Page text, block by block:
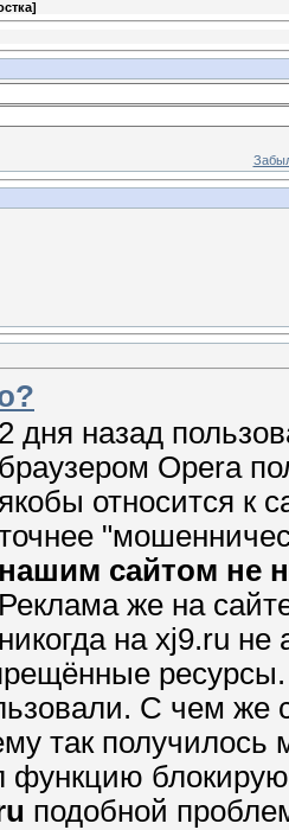
]
2 дня назад
браузером Opera
якобы относится к
нашим сайтом не
Реклама же на
никогда на xj9.ru не
С чем же
так получилось
функцию
подобной